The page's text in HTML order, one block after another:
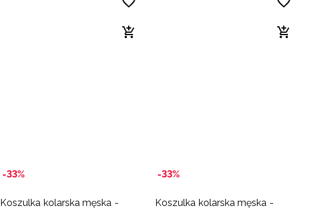
-33%
Koszulka kolarska męska -
-33%
Koszulka kolarska męska -